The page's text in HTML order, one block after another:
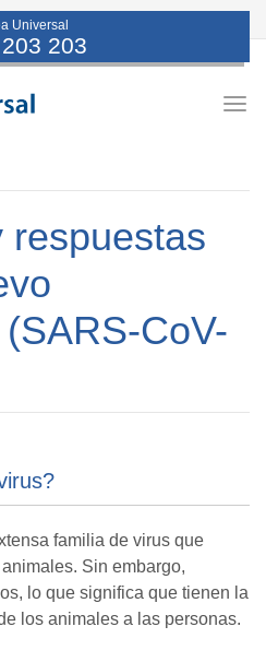
Universal
203
respuestas
CoV-
familia de virus que
Sin embargo,
lo que significa que tienen la
los animales a las personas.